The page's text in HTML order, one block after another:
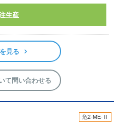
検索する
生産
見る
て問い合わせる
危2-ME-Ⅱ